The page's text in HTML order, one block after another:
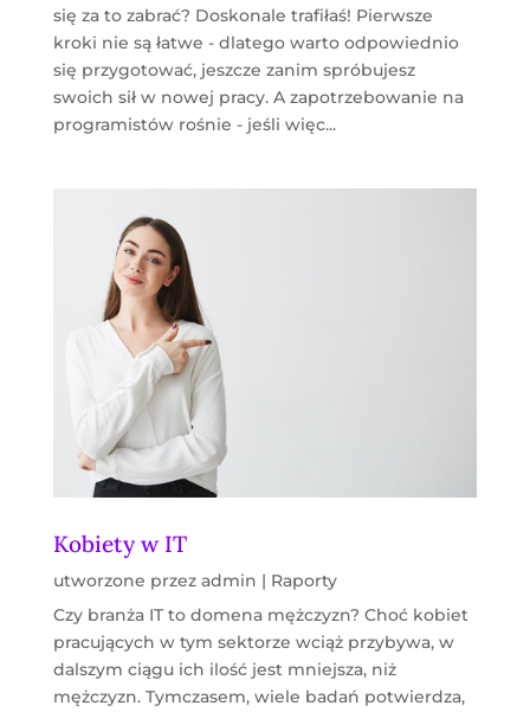
się za to zabrać? Doskonale trafiłaś! Pierwsze
kroki nie są łatwe - dlatego warto odpowiednio
się przygotować, jeszcze zanim spróbujesz
swoich sił w nowej pracy. A zapotrzebowanie na
programistów rośnie - jeśli więc...
Kobiety w IT
utworzone przez admin | Raporty
Czy branża IT to domena mężczyzn? Choć kobiet
pracujących w tym sektorze wciąż przybywa, w
dalszym ciągu ich ilość jest mniejsza, niż
mężczyzn. Tymczasem, wiele badań potwierdza,